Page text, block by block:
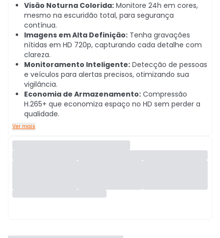
Visão Noturna Colorida: Monitore 24h em cores,
mesmo na escuridão total, para segurança
contínua.
Imagens em Alta Definição: Tenha gravações
nítidas em HD 720p, capturando cada detalhe com
clareza.
Monitoramento Inteligente: Detecção de pessoas
e veículos para alertas precisos, otimizando sua
vigilância.
Economia de Armazenamento: Compressão
H.265+ que economiza espaço no HD sem perder a
qualidade.
Ver mais